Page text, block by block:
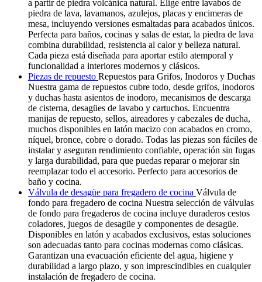
a partir de piedra volcánica natural. Elige entre lavabos de
piedra de lava, lavamanos, azulejos, placas y encimeras de
mesa, incluyendo versiones esmaltadas para acabados únicos.
Perfecta para baños, cocinas y salas de estar, la piedra de lava
combina durabilidad, resistencia al calor y belleza natural.
Cada pieza está diseñada para aportar estilo atemporal y
funcionalidad a interiores modernos y clásicos.
Piezas de repuesto Repuestos para Grifos, Inodoros y Duchas
Nuestra gama de repuestos cubre todo, desde grifos, inodoros
y duchas hasta asientos de inodoro, mecanismos de descarga
de cisterna, desagües de lavabo y cartuchos. Encuentra
manijas de repuesto, sellos, aireadores y cabezales de ducha,
muchos disponibles en latón macizo con acabados en cromo,
níquel, bronce, cobre o dorado. Todas las piezas son fáciles de
instalar y aseguran rendimiento confiable, operación sin fugas
y larga durabilidad, para que puedas reparar o mejorar sin
reemplazar todo el accesorio. Perfecto para accesorios de
baño y cocina.
Válvula de desagüe para fregadero de cocina Válvula de
fondo para fregadero de cocina Nuestra selección de válvulas
de fondo para fregaderos de cocina incluye duraderos cestos
coladores, juegos de desagüe y componentes de desagüe.
Disponibles en latón y acabados exclusivos, estas soluciones
son adecuadas tanto para cocinas modernas como clásicas.
Garantizan una evacuación eficiente del agua, higiene y
durabilidad a largo plazo, y son imprescindibles en cualquier
instalación de fregadero de cocina.